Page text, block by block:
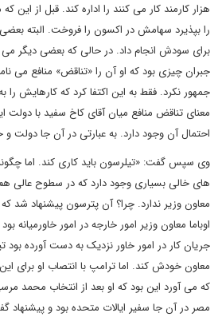
هزار کارمند کار می کنند را اداره کند. قبل از این
را بپذیرد سهامش در اکسون را فروخت. البته بعضی
برای سودش انجام داد. در حالی که بعضی دیگر
جبران چیزی بود که او آن را «تناقض» منافع می
جمهور نکرد. فقط به این اکتفا کرد که کارهایش را
معنای تناقض منافع میان آقای کاخ سفید با دولت
احتمال آن وجود دارد. به عبارتی در آن جا دولت و
وی سپس گفت: «تیلرسون باید کاری کند. اما
های خالی بسیاری وجود دارد که در سطوح عالی
معاون وزیر ندارد. چرا؟ آن پترسون پیشنهاد شد
اوباما معاون وزیر امور خارجه در امور خاورمیانه
جریان کار در امور خاور نزدیک به دست آورده
معاون خودش کند. اما ترامپ با انتصاب او برای
که می آورد این بود که او بعد از انتخاب محمد
مصر در آن جا سفیر ایالات متحده بود و پیشنهاد